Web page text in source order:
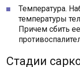
Температура.
температуры
Причем сбить
Стадии